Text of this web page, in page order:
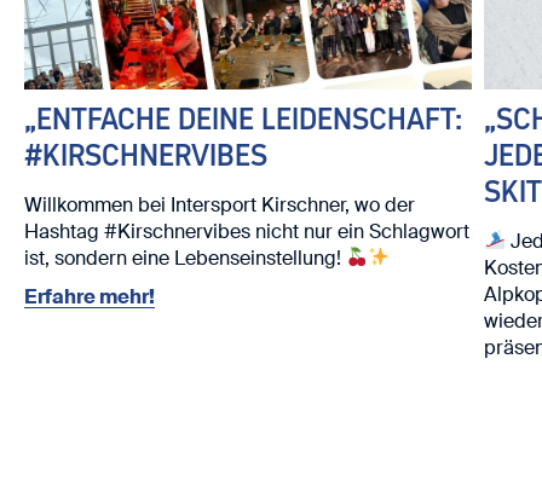
„ENTFACHE DEINE LEIDENSCHAFT:
#KIRSCHNERVIBES
Willkommen bei Intersport Kirschner, wo der
Hashtag #Kirschnervibes nicht nur ein Schlagwort
ist, sondern eine Lebenseinstellung!
Erfahre mehr!